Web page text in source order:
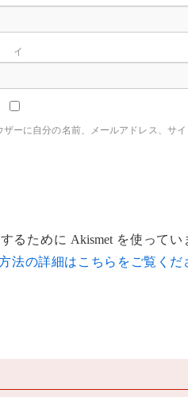
ーに自分の名前、メールアドレス、サ
るために Akismet を使ってい
法の詳細はこちらをご覧くだ